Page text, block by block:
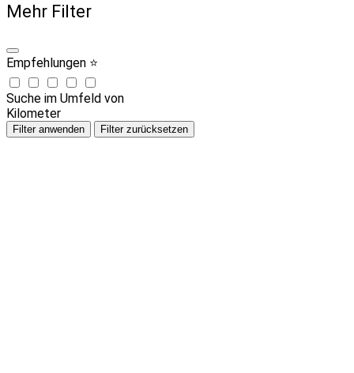
Mehr Filter
Empfehlungen ⭐
Suche im Umfeld von
Kilometer
Filter anwenden Filter zurücksetzen